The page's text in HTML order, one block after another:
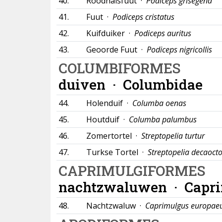
41.
Fuut · Podiceps cristatus
42.
Kuifduiker · Podiceps auritus
43.
Geoorde Fuut · Podiceps nigricollis
COLUMBIFORMES
duiven · Columbidae
44. Holenduif · Columba oenas
45.
Houtduif · Columba palumbus
46.
Zomertortel · Streptopelia turtur
47.
Turkse Tortel · Streptopelia decaocto
CAPRIMULGIFORMES
nachtzwaluwen ·
48. Nachtzwaluw · Caprimulgus